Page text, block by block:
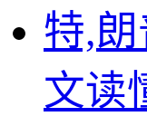
特,
文读